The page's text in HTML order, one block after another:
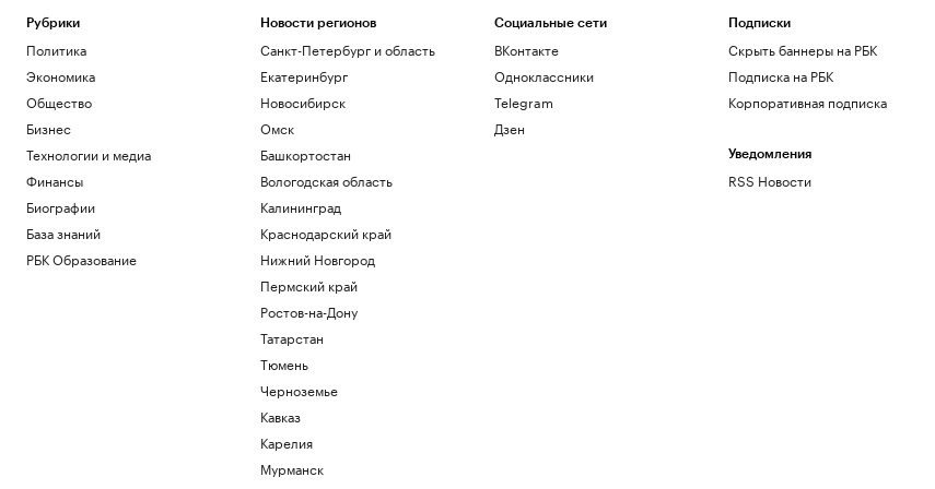
Рубрики
Политика
Экономика
Общество
Бизнес
Технологии и медиа
Финансы
Биографии
База знаний
РБК Образование
Новости регионов
Санкт-Петербург и область
Екатеринбург
Новосибирск
Омск
Башкортостан
Вологодская область
Калининград
Краснодарский край
Нижний Новгород
Пермский край
Ростов-на-Дону
Татарстан
Тюмень
Черноземье
Кавказ
Карелия
Мурманск
Социальные сети
ВКонтакте
Одноклассники
Telegram
Дзен
Подписки
Скрыть баннеры на РБК
Подписка на РБК
Корпоративная подписка
Уведомления
RSS Новости